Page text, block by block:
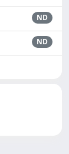
ND
ND